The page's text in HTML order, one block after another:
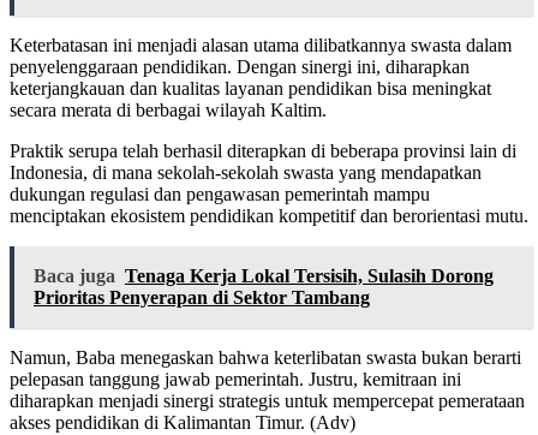
Keterbatasan ini menjadi alasan utama dilibatkannya swasta dalam
penyelenggaraan pendidikan. Dengan sinergi ini, diharapkan
keterjangkauan dan kualitas layanan pendidikan bisa meningkat
secara merata di berbagai wilayah Kaltim.
Praktik serupa telah berhasil diterapkan di beberapa provinsi lain di
Indonesia, di mana sekolah-sekolah swasta yang mendapatkan
dukungan regulasi dan pengawasan pemerintah mampu
menciptakan ekosistem pendidikan kompetitif dan berorientasi mutu.
Baca juga Tenaga Kerja Lokal Tersisih, Sulasih Dorong
Prioritas Penyerapan di Sektor Tambang
Namun, Baba menegaskan bahwa keterlibatan swasta bukan berarti
pelepasan tanggung jawab pemerintah. Justru, kemitraan ini
diharapkan menjadi sinergi strategis untuk mempercepat pemerataan
akses pendidikan di Kalimantan Timur. (Adv)